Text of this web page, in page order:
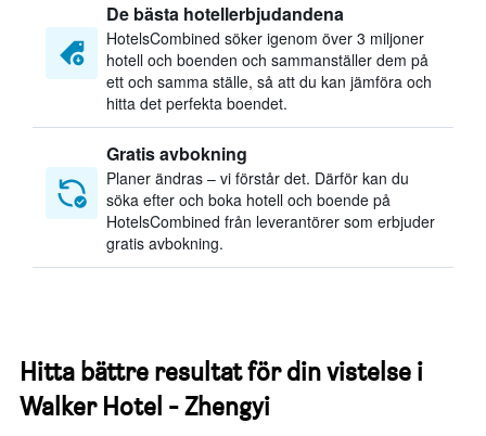
De bästa hotellerbjudandena
HotelsCombined söker igenom över 3 miljoner
hotell och boenden och sammanställer dem på
ett och samma ställe, så att du kan jämföra och
hitta det perfekta boendet.
Gratis avbokning
Planer ändras – vi förstår det. Därför kan du
söka efter och boka hotell och boende på
HotelsCombined från leverantörer som erbjuder
gratis avbokning.
Hitta bättre resultat för din vistelse i
Walker Hotel - Zhengyi